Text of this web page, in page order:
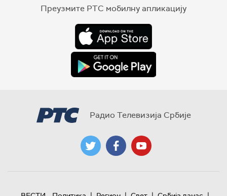
Преузмите РТС мобилну апликацију
Радио Телевизија Србије